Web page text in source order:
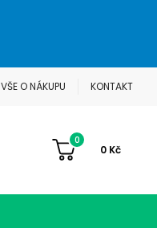
VŠE O NÁKUPU KONTAKT
0
0 Kč